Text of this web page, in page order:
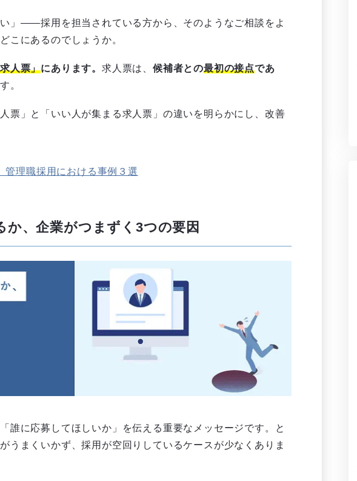
い」――採用を担当されている方から、そのようなご相談をよ
こにあるのでしょうか。
人票」にあります。 求人票は、 候補者との最初の接点であ
。
票」と「いい人が集まる求人票」の違いを明らかにし、改善
理職採用における事例３選
か、企業がつまずく3つの要因
誰に応募してほしいか」を伝える重要なメッセージです。と
うまくいかず、採用が空回りしているケースが少なくありま